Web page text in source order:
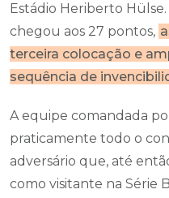
Estádio Heriberto
chegou aos 27 pontos,
terceira colocação e
sequência de
A equipe comandada
praticamente todo o
adversário que, até
como visitante na Série